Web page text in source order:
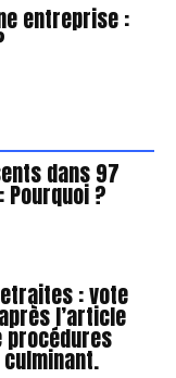
entreprise :
dans 97
?
: vote
l’article